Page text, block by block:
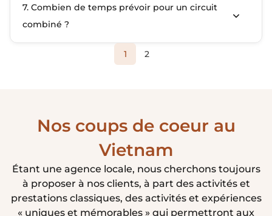
7. Combien de temps prévoir pour un circuit
combiné ?
1 2
Nos coups de coeur au
Vietnam
Étant une agence locale, nous cherchons toujours
à proposer à nos clients, à part des activités et
prestations classiques, des activités et expériences
« uniques et mémorables » qui permettront aux